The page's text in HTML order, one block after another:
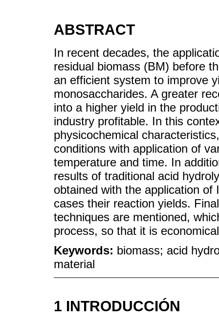
ABSTRACT
In recent decades, the
residual biomass (BM) before
an efficient system to improve
monosaccharides. A greater
into a higher yield in the
industry profitable. In this
physicochemical
conditions with application of
temperature and time. In
results of traditional acid
obtained with the application
cases their reaction yields.
techniques are mentioned,
process, so that it is
Keywords: biomass; acid
material
1 INTRODUCCIÓN